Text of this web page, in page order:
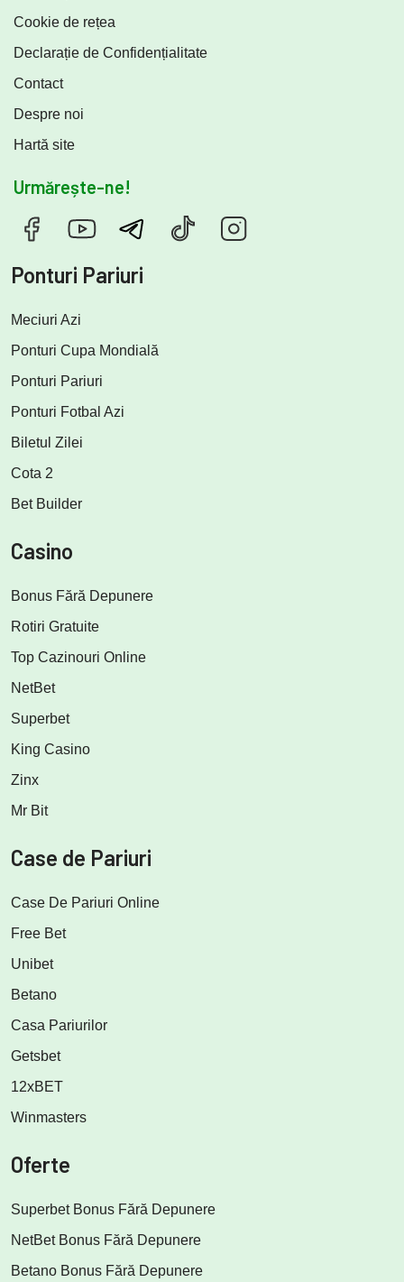
Cookie de rețea
Declarație de Confidențialitate
Contact
Despre noi
Hartă site
Urmărește-ne!
Ponturi Pariuri
Meciuri Azi
Ponturi Cupa Mondială
Ponturi Pariuri
Ponturi Fotbal Azi
Biletul Zilei
Cota 2
Bet Builder
Casino
Bonus Fără Depunere
Rotiri Gratuite
Top Cazinouri Online
NetBet
Superbet
King Casino
Zinx
Mr Bit
Case de Pariuri
Case De Pariuri Online
Free Bet
Unibet
Betano
Casa Pariurilor
Getsbet
12xBET
Winmasters
Oferte
Superbet Bonus Fără Depunere
NetBet Bonus Fără Depunere
Betano Bonus Fără Depunere